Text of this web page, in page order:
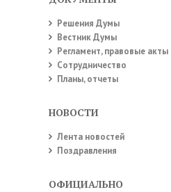
Решения Думы
Вестник Думы
Регламент, правовые акты
Сотрудничество
Планы, отчеты
НОВОСТИ
Лента новостей
Поздравления
ОФИЦИАЛЬНО